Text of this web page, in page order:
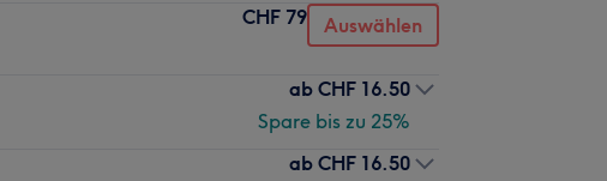
CHF 79 Auswählen
ab CHF 16.50
Spare bis zu 25%
ab CHF 16.50